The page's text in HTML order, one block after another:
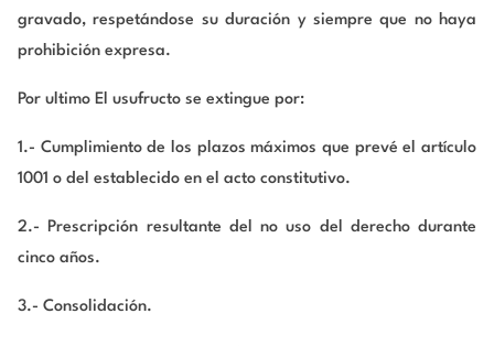
gravado, respetándose su duración y siempre que no haya
prohibición expresa.
Por ultimo El usufructo se extingue por:
1.- Cumplimiento de los plazos máximos que prevé el artículo
1001 o del establecido en el acto constitutivo.
2.- Prescripción resultante del no uso del derecho durante
cinco años.
3.- Consolidación.